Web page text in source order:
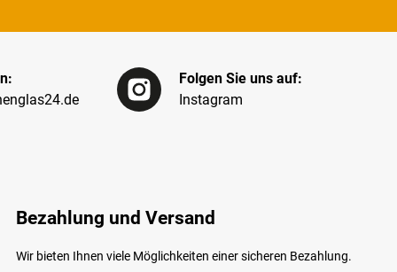
Folgen Sie uns auf:
Instagram
Bezahlung und Versand
Wir bieten Ihnen viele Möglichkeiten einer sicheren Bezahlung.